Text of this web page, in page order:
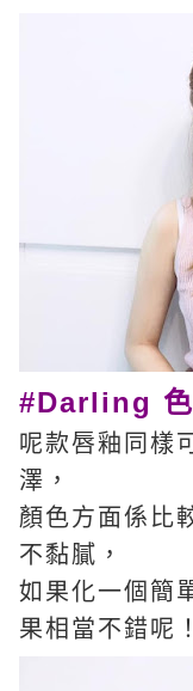
#Darling 色
呢款唇釉同樣
澤，
顏色方面係比
不黏膩，
如果化一個簡
果相當不錯呢！